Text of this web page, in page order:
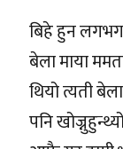
बिहे हुन
बेला माया
थियो त्यती
पनि